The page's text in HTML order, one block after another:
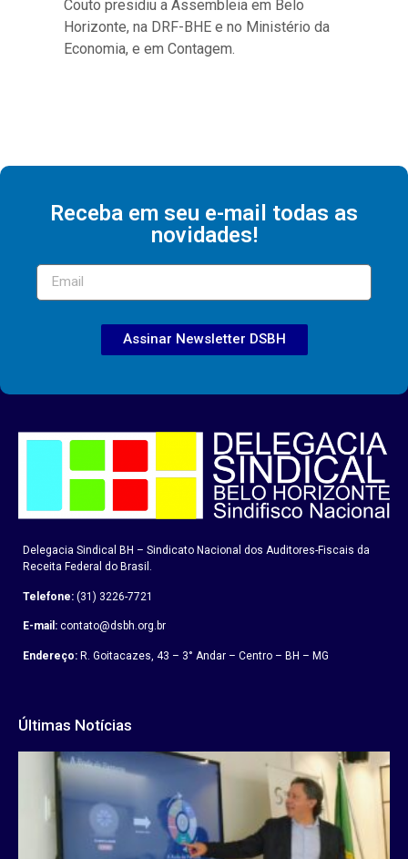
Couto presidiu a Assembleia em Belo
Horizonte, na DRF-BHE e no Ministério da
Economia, e em Contagem.
Receba em seu e-mail todas as
novidades!
Assinar Newsletter DSBH
Delegacia Sindical BH – Sindicato Nacional dos Auditores-Fiscais da
Receita Federal do Brasil.
Telefone: (31) 3226-7721
E-mail: contato@dsbh.org.br
Endereço: R. Goitacazes, 43 – 3° Andar – Centro – BH – MG
Últimas Notícias